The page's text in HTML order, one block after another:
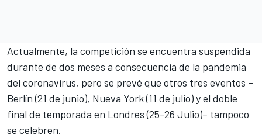
Actualmente, la competición se encuentra suspendida
durante de dos meses a consecuencia de la pandemia
del coronavirus, pero se prevé que otros tres eventos –
Berlín (21 de junio), Nueva York (11 de julio) y el doble
final de temporada en Londres (25-26 Julio)– tampoco
se celebren.